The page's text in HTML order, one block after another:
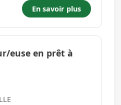
une durée de 12 mois,
et formation à
principal...
En savoir plus
euse en prêt à